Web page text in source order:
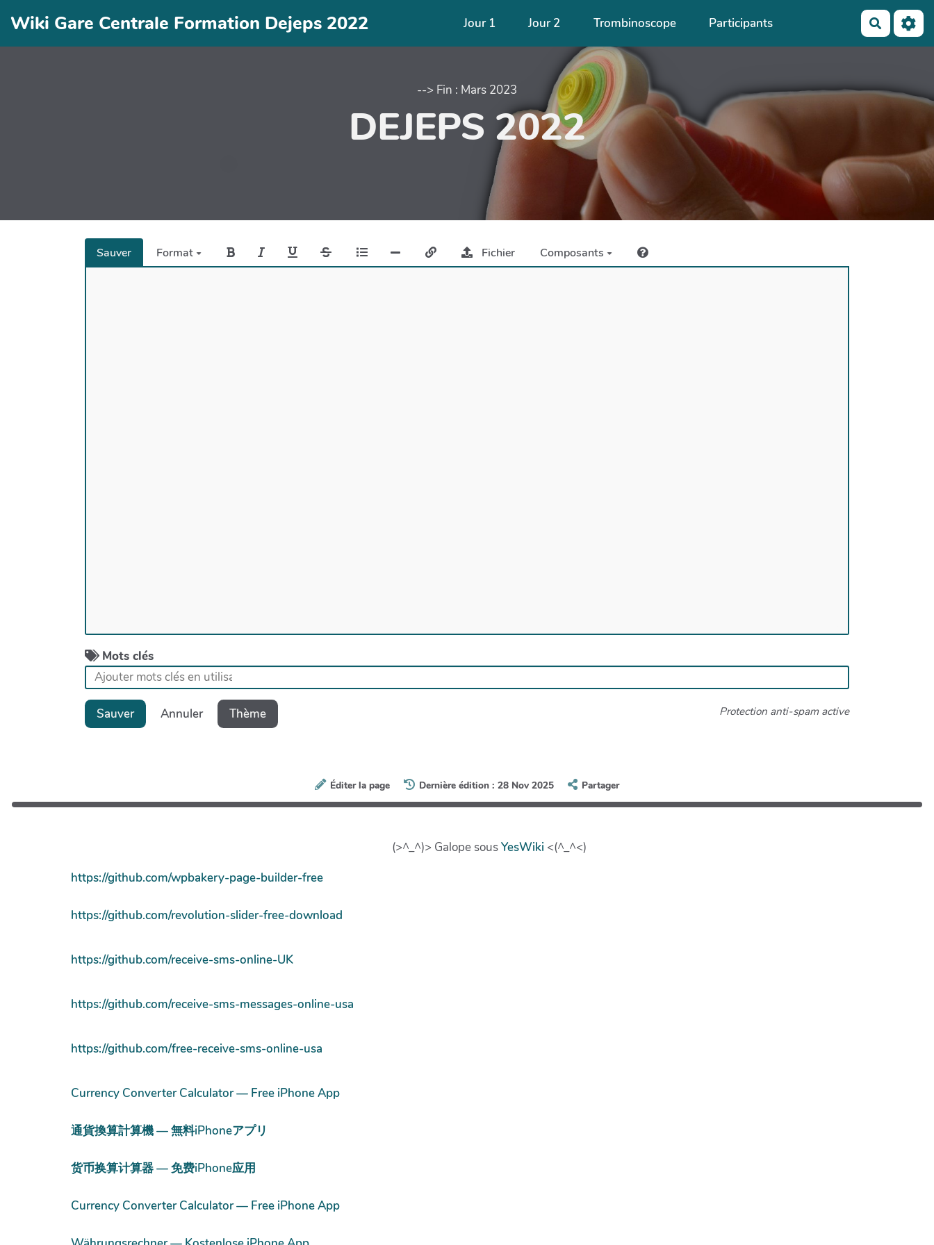
Wiki Gare Centrale Formation Dejeps 2022 Jour 1 Jour 2 Trombinoscope Participants
--> Fin : Mars 2023
DEJEPS 2022
Sauver Format Fichier Composants
Mots clés
Sauver Annuler Thème Protection anti-spam active
Éditer la page Dernière édition : 28 Nov 2025 Partager
(>^_^)> Galope sousYesWiki <(^_^<)
https://github.com/wpbakery-page-builder-free
https://github.com/revolution-slider-free-download
https://github.com/receive-sms-online-UK
https://github.com/receive-sms-messages-online-usa
https://github.com/free-receive-sms-online-usa
Currency Converter Calculator — Free iPhone App
通貨換算計算機 — 無料iPhoneアプリ
货币换算计算器 — 免费iPhone应用
Currency Converter Calculator — Free iPhone App